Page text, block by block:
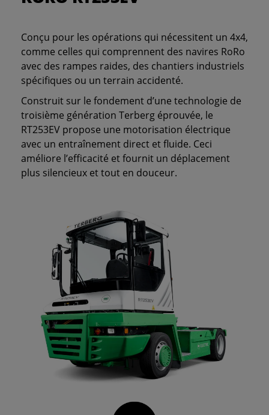
Conçu pour les opérations qui nécessitent un 4x4,
comme celles qui comprennent des navires RoRo
avec des rampes raides, des chantiers industriels
spécifiques ou un terrain accidenté.
Construit sur le fondement d’une technologie de
troisième génération Terberg éprouvée, le
RT253EV propose une motorisation électrique
avec un entraînement direct et fluide. Ceci
améliore l’efficacité et fournit un déplacement
plus silencieux et tout en douceur.